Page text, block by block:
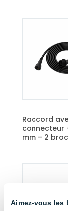
Aimez-vous les
Raccord
connecteur
mm – 2